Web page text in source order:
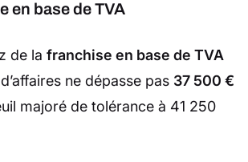
en base de TVA
de la franchise en base de TVA
ne dépasse pas 37 500 €
majoré de tolérance à 41 250